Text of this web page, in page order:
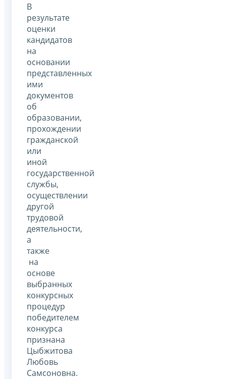
В
результате
оценки
кандидатов
на
основании
представленных
ими
документов
об
образовании,
прохождении
гражданской
или
иной
государственной
службы,
осуществлении
другой
трудовой
деятельности,
а
также
на
основе
выбранных
конкурсных
процедур
победителем
конкурса
признана
Цыбжитова
Любовь
Самсоновна.